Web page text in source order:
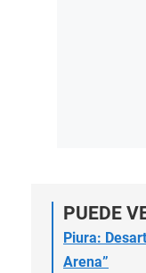
PUEDE
Piura:
Arena”